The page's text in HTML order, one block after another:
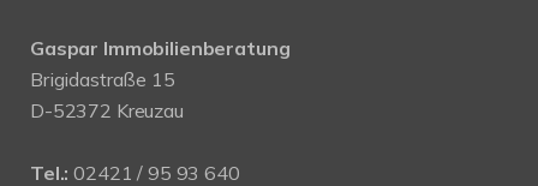
Gaspar Immobilienberatung
Brigidastraße 15
D-52372 Kreuzau
Tel.: 02421 / 95 93 640